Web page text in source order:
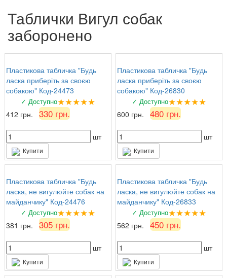
Таблички Вигул собак
заборонено
Пластикова табличка "Будь
ласка приберіть за своєю
собакою" Код-24473
✓ Доступно★★★★★
412 грн. 330 грн.
шт
Купити
Пластикова табличка "Будь
ласка приберіть за своєю
собакою" Код-26830
✓ Доступно★★★★★
600 грн. 480 грн.
шт
Купити
Пластикова табличка "Будь
ласка, не вигулюйте собак на
майданчику" Код-24476
✓ Доступно★★★★★
381 грн. 305 грн.
шт
Купити
Пластикова табличка "Будь
ласка, не вигулюйте собак на
майданчику" Код-26833
✓ Доступно★★★★★
562 грн. 450 грн.
шт
Купити